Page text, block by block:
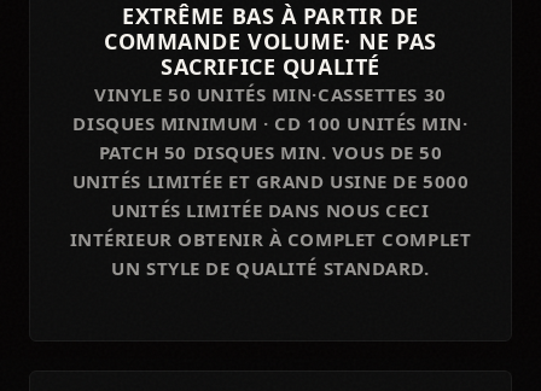
EXTRÊME BAS À PARTIR DE
COMMANDE VOLUME· NE PAS
SACRIFICE QUALITÉ
VINYLE 50 UNITÉS MIN·CASSETTES 30
DISQUES MINIMUM · CD 100 UNITÉS MIN·
PATCH 50 DISQUES MIN. VOUS DE 50
UNITÉS LIMITÉE ET GRAND USINE DE 5000
UNITÉS LIMITÉE DANS NOUS CECI
INTÉRIEUR OBTENIR À COMPLET COMPLET
UN STYLE DE QUALITÉ STANDARD.